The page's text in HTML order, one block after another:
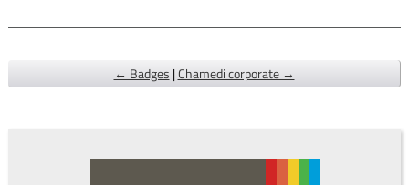
← Badges |Chamedi corporate →